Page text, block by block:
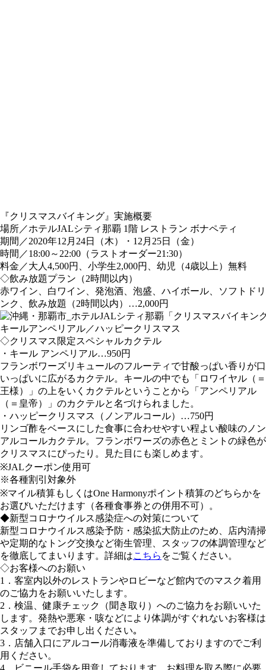
『クリスマスバイキング』実施概要
場所／ホテルJALシティ那覇 1階 レストラン ボナペティ
期間／2020年12月24日（木）・12月25日（金）
時間／18:00～22:00（ラストオーダー21:30）
料金／大人4,500円、小学生2,000円、幼児（4歳以上）無料
◇飲み放題プラン（2時間以内）
赤ワイン、白ワイン、発泡酒、泡盛、ハイボール、ソフトドリ
ンク、飲み放題（2時間以内）…2,000円
キールアンペリアル／ハッピークリスマス
◇クリスマス限定スペシャルカクテル
・キール アンペリアル…950円
フランボワーズリキュールのフルーティで甘酸っぱい香りが口
いっぱいに広がるカクテル。キールの中でも「ロワイヤル（＝
王様）」の上をいくカクテルということから「アンペリアル
（＝皇帝）」のカクテルと名づけられました。
・ハッピークリスマス（ノンアルコール）…750円
リンゴ酢をベースにした食事に合わせやすい程よい酸味のノン
アルコールカクテル。フランボワーズの赤色とミントの緑色が
クリスマスにぴったり。見た目にも楽しめます。
※JALクーポン使用可
※各種割引対象外
※マイル積算もしくはOne Harmonyポイント積算のどちらかを
お選びいただけます（各種食事券との併用不可）。
◆新型コロナウイルス感染症への対策について
新型コロナウイルス感染予防・感染拡大防止のため、店内清掃
や定期的なトング交換など衛生管理、スタッフの体調管理など
を徹底してまいります。詳細はこちら をご覧ください。
◇お客様へのお願い
1．客室内以外のレストランやロビーなど館内でのマスク着用
のご協力をお願いいたします。
2．検温、健康チェック（聞き取り）へのご協力をお願いいた
します。発熱や悪寒・咳などにより体調がすぐれないお客様は
スタッフまでお申し出ください｡
3．店舗入口にアルコール消毒液を準備しておりますのでご利
用ください。
4．ビニール手袋を用意しております。お料理を取る際に必要